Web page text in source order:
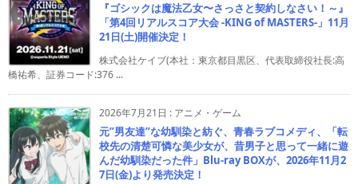
『ゴシックは魔法乙女〜さっさと契約しなさい！～』
「第4回リアルスコア大会 -KING of MASTERS-」11月
21日(土)開催決定！
株式会社ケイブ(本社：東京都目黒区、代表取締役社長:高
橋祐希、証券コード:376 ...
2026年7月21日 : アニメ・ゲーム
元”男友達”な幼馴染と紡ぐ、青春ラブコメディ、「転
校先の清楚可憐な美少女が、昔男子と思って一緒に遊
んだ幼馴染だった件」Blu-ray BOXが、2026年11月2
7日(金)より発売決定！